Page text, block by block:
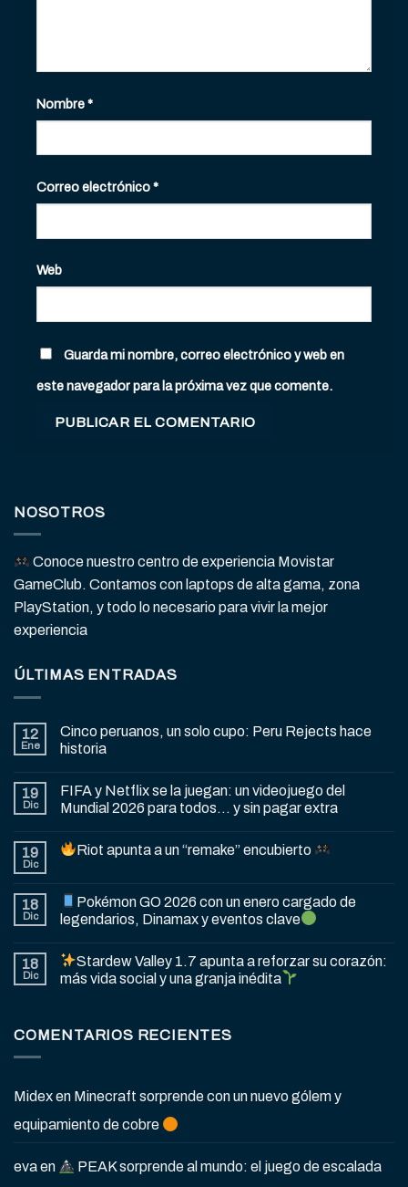
Nombre*
Correo electrónico*
Web
Guarda mi nombre, correo electrónico y web en
este navegador para la próxima vez que comente.
NOSOTROS
Conoce nuestro centro de experiencia Movistar
GameClub. Contamos con laptops de alta gama, zona
PlayStation, y todo lo necesario para vivir la mejor
experiencia
ÚLTIMAS ENTRADAS
12
Ene
Cinco peruanos, un solo cupo: Peru Rejects hace
historia
19
Dic
FIFA y Netflix se la juegan: un videojuego del
Mundial 2026 para todos… y sin pagar extra
19
Dic
Riot apunta a un “remake” encubierto
18
Dic
Pokémon GO 2026 con un enero cargado de
legendarios, Dinamax y eventos clave
18
Dic
Stardew Valley 1.7 apunta a reforzar su corazón:
más vida social y una granja inédita
COMENTARIOS RECIENTES
Midexen Minecraft sorprende con un nuevo gólem y
equipamiento de cobre
evaen PEAK sorprende al mundo: el juego de escalada